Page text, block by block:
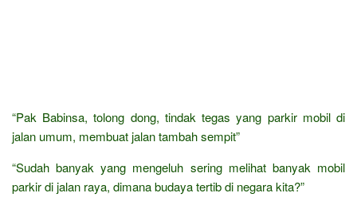
“Pak Babinsa, tolong dong, tindak tegas yang parkir mobil di
jalan umum, membuat jalan tambah sempit”
“Sudah banyak yang mengeluh sering melihat banyak mobil
parkir di jalan raya, dimana budaya tertib di negara kita?”